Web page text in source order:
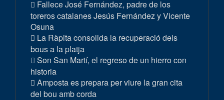
Fallece José Fernández, padre de los
toreros catalanes Jesús Fernández y Vicente
Osuna
La Ràpita consolida la recuperació dels
bous a la platja
Son San Martí, el regreso de un hierro con
historia
Amposta es prepara per viure la gran cita
del bou amb corda